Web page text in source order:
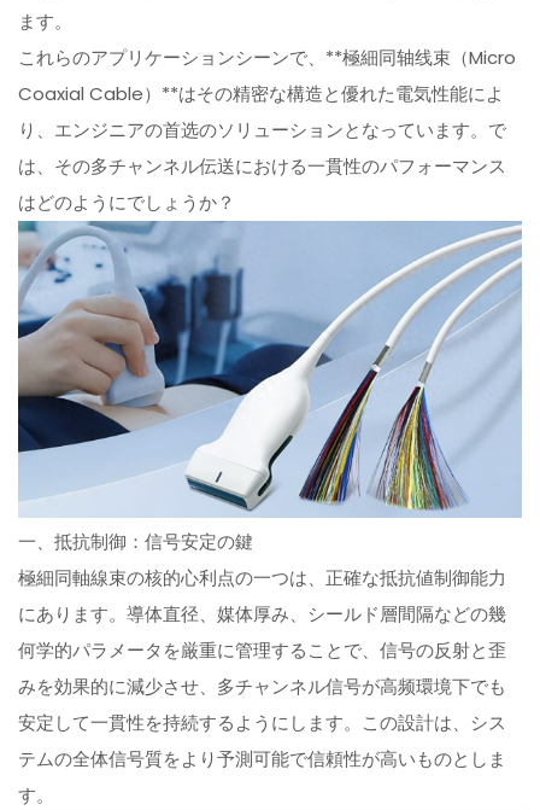
ます。
これらのアプリケーションシーンで、**極細同轴线束（Micro
Coaxial Cable）**はその精密な構造と優れた電気性能によ
り、エンジニアの首选のソリューションとなっています。で
は、その多チャンネル伝送における一貫性のパフォーマンス
はどのようにでしょうか？
一、抵抗制御：信号安定の鍵
極細同軸線束の核的心利点の一つは、正確な抵抗値制御能力
にあります。導体直径、媒体厚み、シールド層間隔などの幾
何学的パラメータを厳重に管理することで、信号の反射と歪
みを効果的に減少させ、多チャンネル信号が高频環境下でも
安定して一貫性を持続するようにします。この設計は、シス
テムの全体信号質をより予測可能で信頼性が高いものとしま
す。